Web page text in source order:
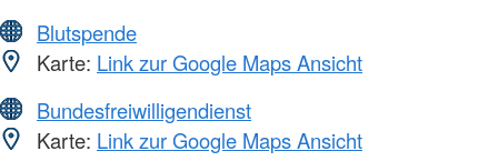
Blutspende
Karte: Link zur Google Maps Ansicht
Bundesfreiwilligendienst
Karte: Link zur Google Maps Ansicht